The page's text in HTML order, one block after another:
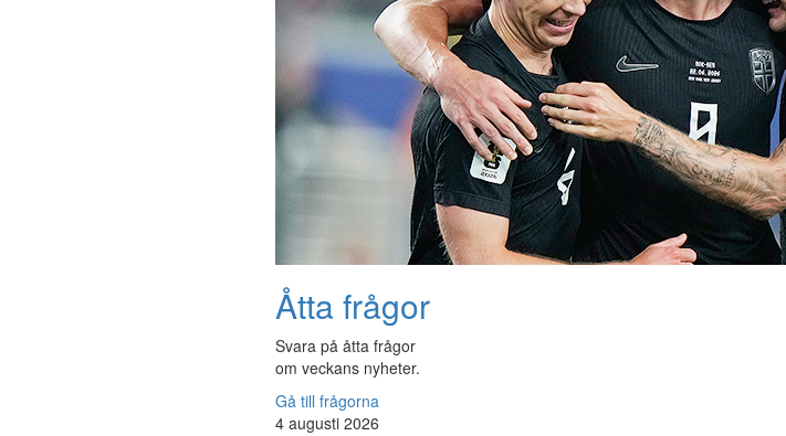
Åtta frågor
Svara på åtta frågor
om veckans nyheter.
Gå till frågorna
4 augusti 2026